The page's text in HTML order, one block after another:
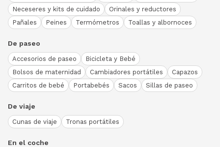
Neceseres y kits de cuidado
Orinales y reductores
Pañales
Peines Termómetros Toallas y albornoces
De paseo
Accesorios de paseo
Bicicleta y Bebé
Bolsos de maternidad
Cambiadores portátiles
Capazos
Carritos de bebé
Portabebés Sacos Sillas de paseo
De viaje
Cunas de viaje Tronas portátiles
En el coche